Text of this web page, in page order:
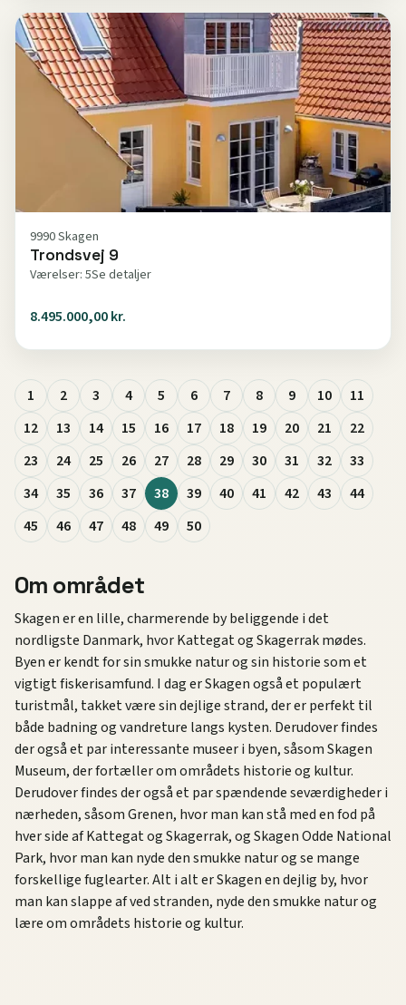
9990 Skagen
Trondsvej 9
Værelser: 5Se detaljer
8.495.000,00 kr.
1 2 3 4 5 6 7 8 9 10
11
12
13 14 15 16 17 18 19 20 21
22
23
24 25 26 27 28 29 30 31 32
33
34
35 36 37 38 39 40 41 42 43
44
45
46 47 48 49 50
Om området
Skagen er en lille, charmerende by beliggende i det
nordligste Danmark, hvor Kattegat og Skagerrak mødes.
Byen er kendt for sin smukke natur og sin historie som et
vigtigt fiskerisamfund. I dag er Skagen også et populært
turistmål, takket være sin dejlige strand, der er perfekt til
både badning og vandreture langs kysten. Derudover findes
der også et par interessante museer i byen, såsom Skagen
Museum, der fortæller om områdets historie og kultur.
Derudover findes der også et par spændende seværdigheder i
nærheden, såsom Grenen, hvor man kan stå med en fod på
hver side af Kattegat og Skagerrak, og Skagen Odde National
Park, hvor man kan nyde den smukke natur og se mange
forskellige fuglearter. Alt i alt er Skagen en dejlig by, hvor
man kan slappe af ved stranden, nyde den smukke natur og
lære om områdets historie og kultur.